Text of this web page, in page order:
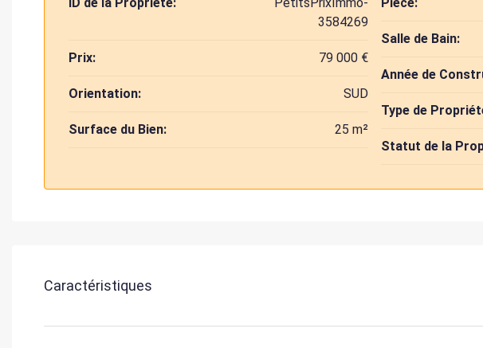
3584269
Prix: 79 000 €
Orientation: SUD
Surface du Bien: 25 m²
Salle de Bain:
Année de
Type de
Statut de la
Caractéristiques